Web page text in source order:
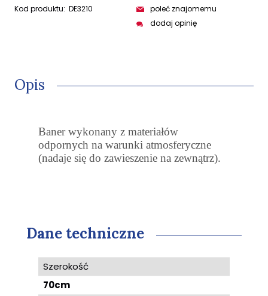
Kod produktu: DE3210
poleć znajomemu
dodaj opinię
Opis
Baner wykonany z materiałów
odpornych na warunki atmosferyczne
(nadaje się do zawieszenie na zewnątrz).
Dane techniczne
Szerokość
70cm